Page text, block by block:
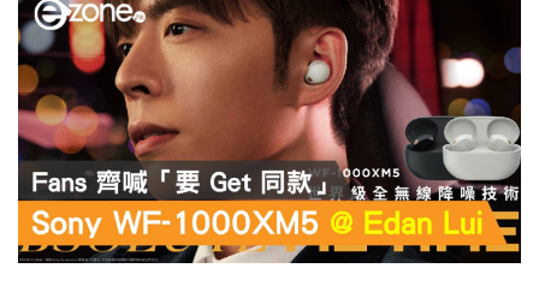
IT Times
生成式AI與雲端應用
Enterprise Digital Transformation
特集